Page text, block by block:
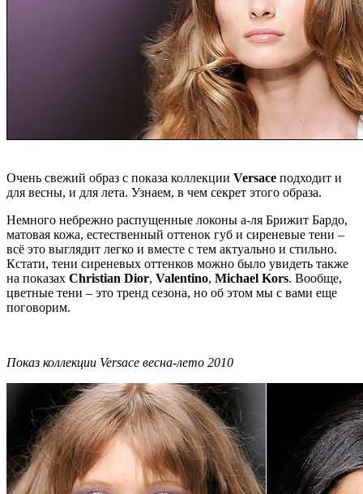
Очень свежий образ с показа коллекции Versace подходит и
для весны, и для лета. Узнаем, в чем секрет этого образа.
Немного небрежно распущенные локоны а-ля Брижит Бардо,
матовая кожа, естественный оттенок губ и сиреневые тени –
всё это выглядит легко и вместе с тем актуально и стильно.
Кстати, тени сиреневых оттенков можно было увидеть также
на показах Christian Dior, Valentino, Michael Kors. Вообще,
цветные тени – это тренд сезона, но об этом мы с вами еще
поговорим.
Показ коллекции Versace весна-лето 2010